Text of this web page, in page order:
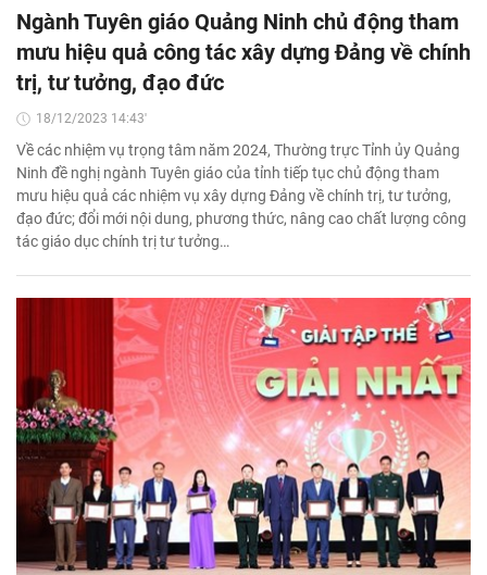
Ngành Tuyên giáo Quảng Ninh chủ động tham
mưu hiệu quả công tác xây dựng Đảng về chính
trị, tư tưởng, đạo đức
18/12/2023 14:43'
Về các nhiệm vụ trọng tâm năm 2024, Thường trực Tỉnh ủy Quảng
Ninh đề nghị ngành Tuyên giáo của tỉnh tiếp tục chủ động tham
mưu hiệu quả các nhiệm vụ xây dựng Đảng về chính trị, tư tưởng,
đạo đức; đổi mới nội dung, phương thức, nâng cao chất lượng công
tác giáo dục chính trị tư tưởng…